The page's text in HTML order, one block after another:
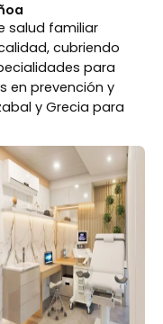
salud familiar
cubriendo
para
en prevención y
y Grecia para